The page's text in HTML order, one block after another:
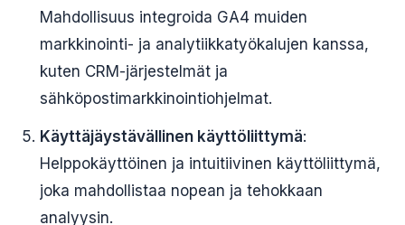
Mahdollisuus integroida GA4 muiden
markkinointi- ja analytiikkatyökalujen kanssa,
kuten CRM-järjestelmät ja
sähköpostimarkkinointiohjelmat.
Käyttäjäystävällinen käyttöliittymä:
Helppokäyttöinen ja intuitiivinen käyttöliittymä,
joka mahdollistaa nopean ja tehokkaan
analyysin.